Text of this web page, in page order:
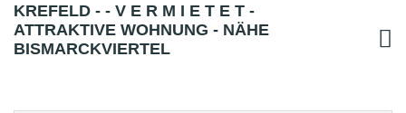
KREFELD - - V E R M I E T E T -
ATTRAKTIVE WOHNUNG - NÄHE
BISMARCKVIERTEL